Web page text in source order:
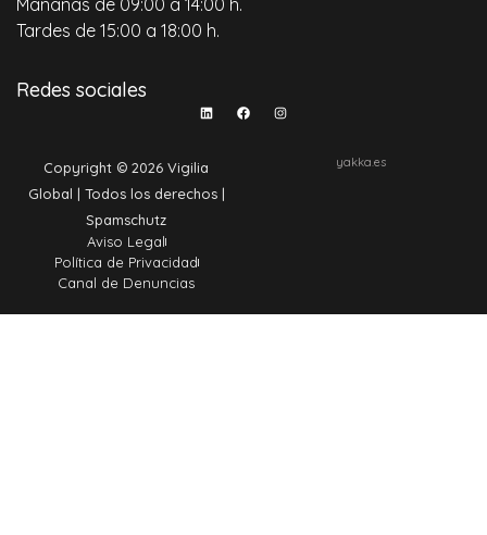
Tardes de 15:00 a 18:00 h.
Redes sociales
Copyright © 2026 Vigilia
Global | Todos los derechos |
Spamschutz
Aviso Legal
Política de Privacidad
Canal de Denuncias
yakka.es